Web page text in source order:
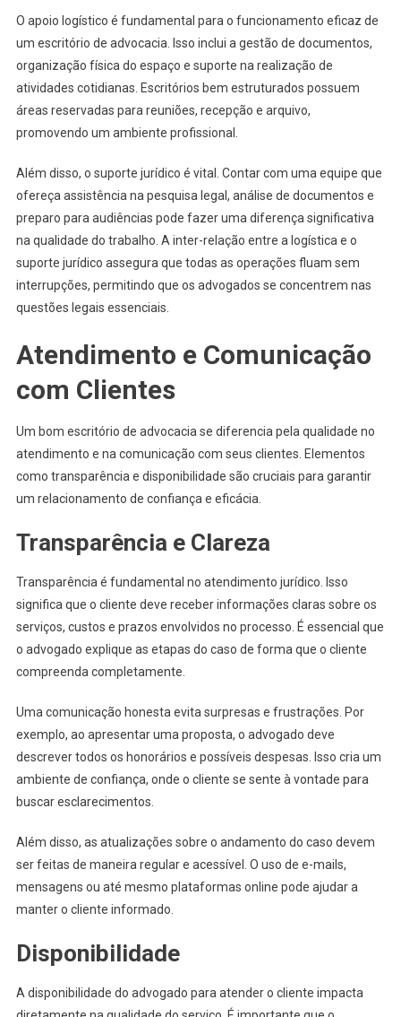
O apoio logístico é fundamental para o funcionamento eficaz de
um escritório de advocacia. Isso inclui a gestão de documentos,
organização física do espaço e suporte na realização de
atividades cotidianas. Escritórios bem estruturados possuem
áreas reservadas para reuniões, recepção e arquivo,
promovendo um ambiente profissional.
Além disso, o suporte jurídico é vital. Contar com uma equipe que
ofereça assistência na pesquisa legal, análise de documentos e
preparo para audiências pode fazer uma diferença significativa
na qualidade do trabalho. A inter-relação entre a logística e o
suporte jurídico assegura que todas as operações fluam sem
interrupções, permitindo que os advogados se concentrem nas
questões legais essenciais.
Atendimento e Comunicação
com Clientes
Um bom escritório de advocacia se diferencia pela qualidade no
atendimento e na comunicação com seus clientes. Elementos
como transparência e disponibilidade são cruciais para garantir
um relacionamento de confiança e eficácia.
Transparência e Clareza
Transparência é fundamental no atendimento jurídico. Isso
significa que o cliente deve receber informações claras sobre os
serviços, custos e prazos envolvidos no processo. É essencial que
o advogado explique as etapas do caso de forma que o cliente
compreenda completamente.
Uma comunicação honesta evita surpresas e frustrações. Por
exemplo, ao apresentar uma proposta, o advogado deve
descrever todos os honorários e possíveis despesas. Isso cria um
ambiente de confiança, onde o cliente se sente à vontade para
buscar esclarecimentos.
Além disso, as atualizações sobre o andamento do caso devem
ser feitas de maneira regular e acessível. O uso de e-mails,
mensagens ou até mesmo plataformas online pode ajudar a
manter o cliente informado.
Disponibilidade
A disponibilidade do advogado para atender o cliente impacta